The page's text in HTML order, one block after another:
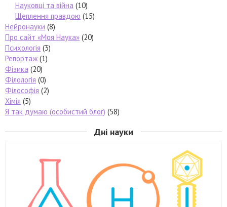
Науковці та війна (10)
Щеплення правдою (15)
Нейронауки (8)
Про сайт «Моя Наука» (20)
Психологія (3)
Репортаж(1)
Фізика (20)
Філологія (0)
Філософія (2)
Хімія (5)
Я так думаю (особистий блог) (58)
Дні науки